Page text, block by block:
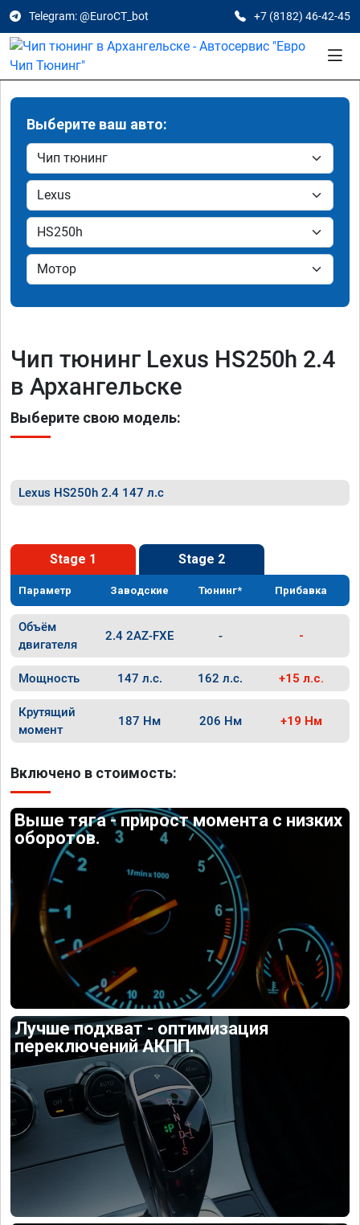
Telegram: @EuroCT_bot +7 (8182) 46-42-45
Выберите ваш авто:
Чип тюнинг Lexus HS250h 2.4
в Архангельске
Выберите свою модель:
Lexus HS250h 2.4 147 л.с
Stage 1 Stage 2
Параметр Заводские Тюнинг* Прибавка
Объём
двигателя
2.4 2AZ-FXE - -
Мощность 147 л.с. 162 л.с. +15 л.с.
Крутящий
момент
187 Нм 206 Нм +19 Нм
Включено в стоимость:
Выше тяга - прирост момента с низких
оборотов.
Лучше подхват - оптимизация
переключений АКПП.